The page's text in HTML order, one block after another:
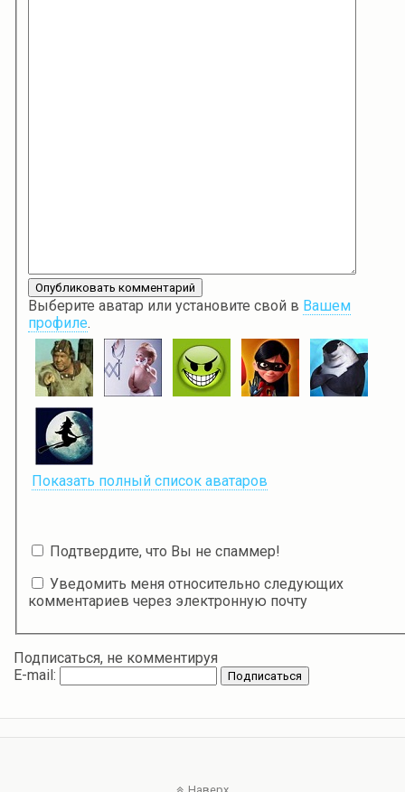
Выберите аватар или установите свой в Вашем
профиле.
Показать полный список аватаров
Подтвердите, что Вы не спаммер!
Уведомить меня относительно следующих
комментариев через электронную почту
Подписаться, не комментируя
E-mail: